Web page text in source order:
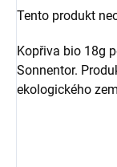
Tento produkt
Kopřiva bio 18g
Sonnentor.
ekologického